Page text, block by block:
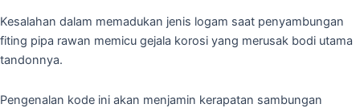
Kesalahan dalam memadukan jenis logam saat penyambungan
fiting pipa rawan memicu gejala korosi yang merusak bodi utama
tandonnya.
Pengenalan kode ini akan menjamin kerapatan sambungan